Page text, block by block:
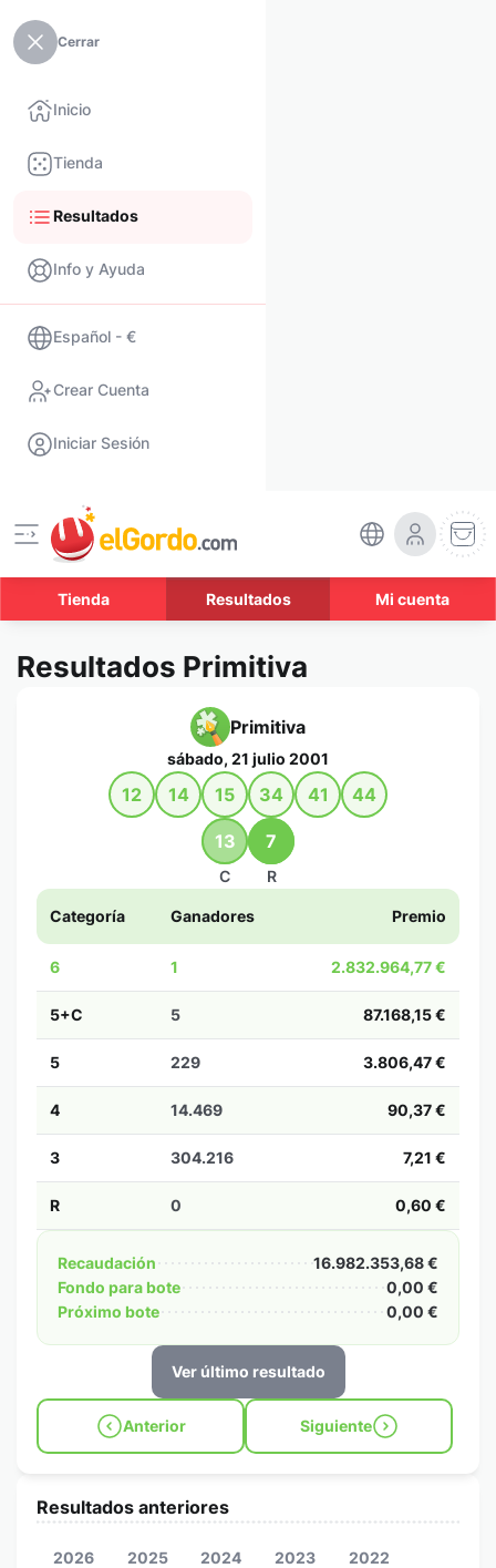
Cerrar
Inicio
Tienda
Resultados
Info y Ayuda
Español - €
Crear Cuenta
Iniciar Sesión
Tienda Resultados Mi cuenta
Resultados Primitiva
Primitiva
sábado, 21 julio 2001
12 14 15 34 41 44
13
C
7
R
Categoría Ganadores Premio
6 1 2.832.964,77 €
5+C 5 87.168,15 €
5 229 3.806,47 €
4 14.469 90,37 €
3 304.216 7,21 €
R 0 0,60 €
Recaudación
16.982.353,68 €
Fondo para bote
0,00 €
Próximo bote
0,00 €
Ver último resultado
Anterior Siguiente
Resultados anteriores
2026 2025 2024 2023
2022